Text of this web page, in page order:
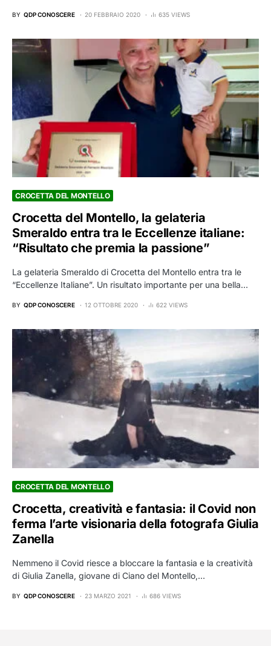
BY QDP CONOSCERE 20 FEBBRAIO 2020 635 VIEWS
CROCETTA DEL MONTELLO
Crocetta del Montello, la gelateria
Smeraldo entra tra le Eccellenze italiane:
“Risultato che premia la passione”
La gelateria Smeraldo di Crocetta del Montello entra tra le
“Eccellenze Italiane”. Un risultato importante per una bella…
BY QDP CONOSCERE 12 OTTOBRE 2020 622 VIEWS
CROCETTA DEL MONTELLO
Crocetta, creatività e fantasia: il Covid non
ferma l’arte visionaria della fotografa Giulia
Zanella
Nemmeno il Covid riesce a bloccare la fantasia e la creatività
di Giulia Zanella, giovane di Ciano del Montello,…
BY QDP CONOSCERE 23 MARZO 2021 686 VIEWS